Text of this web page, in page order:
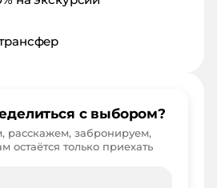
с выбором?
расскажем, забронируем,
остаётся только приехать